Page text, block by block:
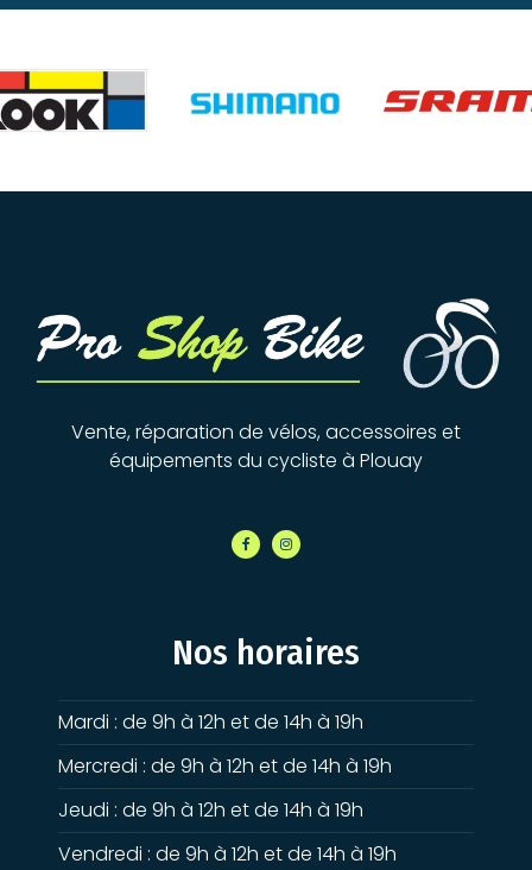
Vente, réparation de vélos, accessoires et
équipements du cycliste à Plouay
Nos horaires
Mardi : de 9h à 12h et de 14h à 19h
Mercredi : de 9h à 12h et de 14h à 19h
Jeudi : de 9h à 12h et de 14h à 19h
Vendredi : de 9h à 12h et de 14h à 19h